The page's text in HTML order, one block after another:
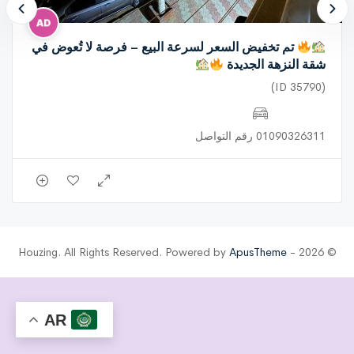
تم تخفيض السعر لسرعة البيع – فرصة لا تُعوض في
شقة النزهة الجديدة
(ID 35790)
01090326311 رقم التواصل
© 2026 - Houzing. All Rights Reserved. Powered by
ApusTheme
AR